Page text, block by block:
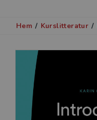
Hem / Kurslitteratur /